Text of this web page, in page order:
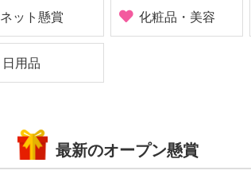
ネット懸賞 化粧品・美容
日用品
最新のオープン懸賞